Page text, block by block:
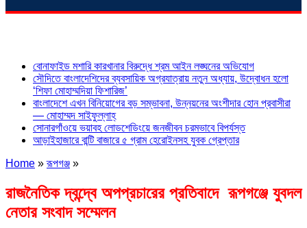
বোনাফাইড মশারি কারখানার বিরুদ্ধে শ্রম আইন লঙ্ঘনের অভিযোগ
সৌদিতে বাংলাদেশিদের ব্যবসায়িক অগ্রযাত্রায় নতুন অধ্যায়, উদ্বোধন হলো
‘শিফা মোহাম্মদিয়া ফিশারিজ’
বাংলাদেশে এখন বিনিয়োগের বড় সম্ভাবনা, উন্নয়নের অংশীদার হোন প্রবাসীরা
— মোহাম্মদ সাইফুল্লাহ্
সোনারগাঁওয়ে ভয়াবহ লোডশেডিংয়ে জনজীবন চরমভাবে বিপর্যস্ত
আড়াইহাজারে বান্টি বাজারে ৫ গ্রাম হেরোইনসহ যুবক গ্রেপ্তার
Home »রূপগঞ্জ »
রাজনৈতিক দ্বন্দ্বে অপপ্রচারের প্রতিবাদে ‎রূপগঞ্জে যুবদল
নেতার সংবাদ সম্মেলন ‎